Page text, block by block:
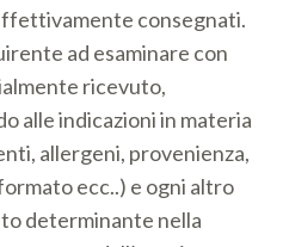
consegnati.
ad esaminare con
ricevuto,
alle indicazioni in materia
allergeni, provenienza,
ecc..) e ogni altro
determinante nella